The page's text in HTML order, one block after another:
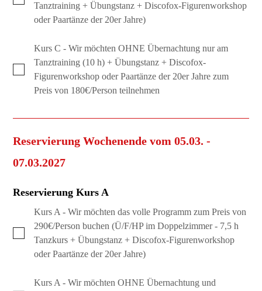
Tanztraining + Übungstanz + Discofox-Figurenworkshop
oder Paartänze der 20er Jahre)
Kurs C - Wir möchten OHNE Übernachtung nur am
Tanztraining (10 h) + Übungstanz + Discofox-
Figurenworkshop oder Paartänze der 20er Jahre zum
Preis von 180€/Person teilnehmen
Reservierung Wochenende vom 05.03. -
07.03.2027
Reservierung Kurs A
Kurs A - Wir möchten das volle Programm zum Preis von
290€/Person buchen (Ü/F/HP im Doppelzimmer - 7,5 h
Tanzkurs + Übungstanz + Discofox-Figurenworkshop
oder Paartänze der 20er Jahre)
Kurs A - Wir möchten OHNE Übernachtung und